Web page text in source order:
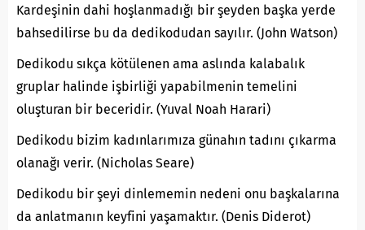
Kardeşinin dahi hoşlanmadığı bir şeyden başka yerde
bahsedilirse bu da dedikodudan sayılır. (John Watson)
Dedikodu sıkça kötülenen ama aslında kalabalık
gruplar halinde işbirliği yapabilmenin temelini
oluşturan bir beceridir. (Yuval Noah Harari)
Dedikodu bizim kadınlarımıza günahın tadını çıkarma
olanağı verir. (Nicholas Seare)
Dedikodu bir şeyi dinlememin nedeni onu başkalarına
da anlatmanın keyfini yaşamaktır. (Denis Diderot)